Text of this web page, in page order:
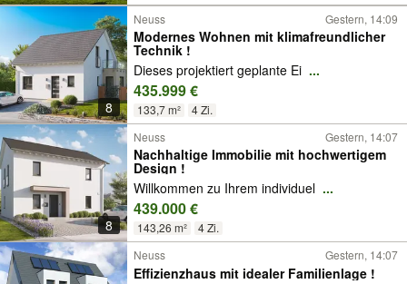
8
Neuss Gestern, 14:09
Modernes Wohnen mit klimafreundlicher
Technik !
Dieses projektiert geplante Ei ...
435.999 €
133,7 m² 4 Zi.
8
Neuss Gestern, 14:07
Nachhaltige Immobilie mit hochwertigem
Design !
Willkommen zu Ihrem individuel ...
439.000 €
143,26 m² 4 Zi.
Neuss Gestern, 14:07
Effizienzhaus mit idealer Familienlage !